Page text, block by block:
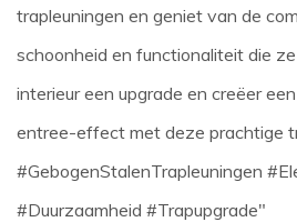
trapleuningen en geniet van de
schoonheid en functionaliteit die
interieur een upgrade en creëer
entree-effect met deze prachtige
#GebogenStalenTrapleuningen
#Duurzaamheid #Trapupgrade"